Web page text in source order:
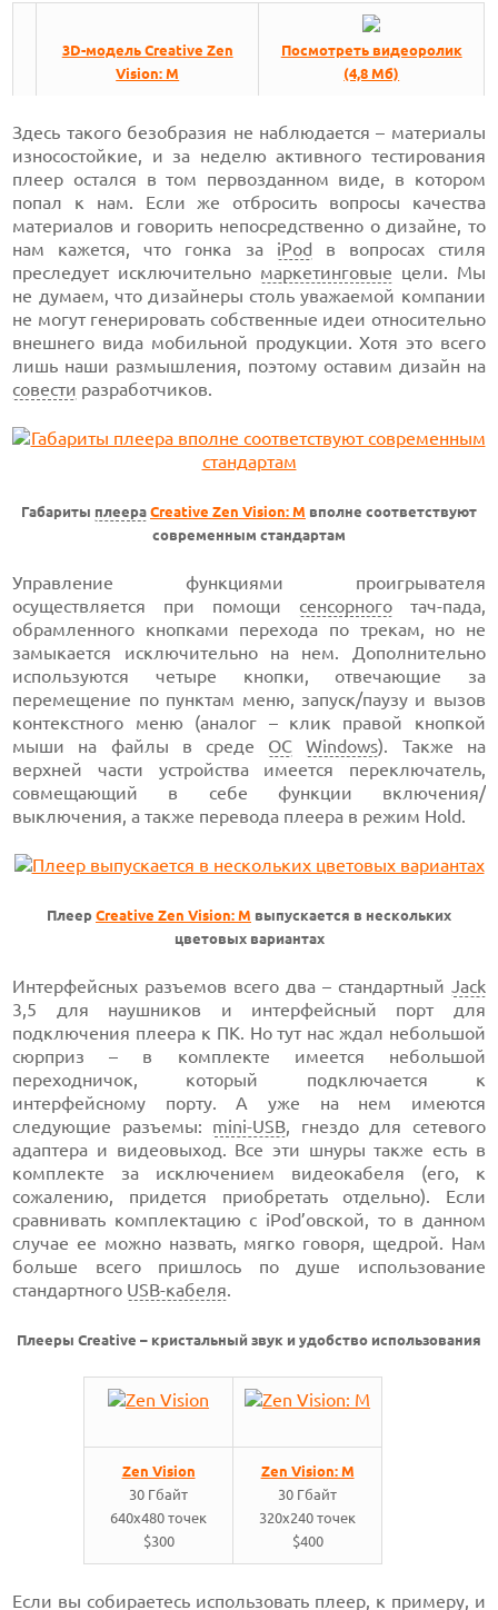
3D-модель Creative Zen
Vision: M
Посмотреть видеоролик
(4,8 Мб)
Здесь такого безобразия не наблюдается – материалы
износостойкие, и за неделю активного тестирования
плеер остался в том первозданном виде, в котором
попал к нам. Если же отбросить вопросы качества
материалов и говорить непосредственно о дизайне, то
нам кажется, что гонка за iPod в вопросах стиля
преследует исключительно маркетинговые цели. Мы
не думаем, что дизайнеры столь уважаемой компании
не могут генерировать собственные идеи относительно
внешнего вида мобильной продукции. Хотя это всего
лишь наши размышления, поэтому оставим дизайн на
совести разработчиков.
Габариты плеера Creative Zen Vision: M вполне соответствуют
современным стандартам
Управление функциями проигрывателя
осуществляется при помощи сенсорноготач-пада,
обрамленного кнопками перехода по трекам, но не
замыкается исключительно на нем. Дополнительно
используются четыре кнопки, отвечающие за
перемещение по пунктам меню, запуск/паузу и вызов
контекстного меню (аналог – клик правой кнопкой
мыши на файлы в среде ОС Windows). Также на
верхней части устройства имеется переключатель,
совмещающий в себе функции включения/
выключения, а также перевода плеера в режим Hold.
Плеер Creative Zen Vision: M выпускается в нескольких
цветовых вариантах
Интерфейсных разъемов всего два – стандартный Jack
3,5 для наушников и интерфейсный порт для
подключения плеера к ПК. Но тут нас ждал небольшой
сюрприз – в комплекте имеется небольшой
переходничок, который подключается к
интерфейсному порту. А уже на нем имеются
следующие разъемы: mini-USB, гнездо для сетевого
адаптера и видеовыход. Все эти шнуры также есть в
комплекте за исключением видеокабеля (его, к
сожалению, придется приобретать отдельно). Если
сравнивать комплектацию с iPod’овской, то в данном
случае ее можно назвать, мягко говоря, щедрой. Нам
больше всего пришлось по душе использование
стандартного USB-кабеля.
Плееры Creative – кристальный звук и удобство использования
Zen Vision
30 Гбайт
640х480 точек
$300
Zen Vision: M
30 Гбайт
320х240 точек
$400
Если вы собираетесь использовать плеер, к примеру, и